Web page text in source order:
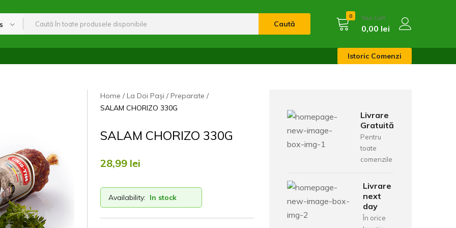
Caută
0 Your Cart
0,00 lei
Istoric Comenzi
Home La Doi Pași
Preparate
SALAM CHORIZO 330G
SALAM CHORIZO 330G
28,99 lei
Availability: In stock
Livrare
Gratuită
Pentru
toate
comenzile
Livrare
next
day
În orice